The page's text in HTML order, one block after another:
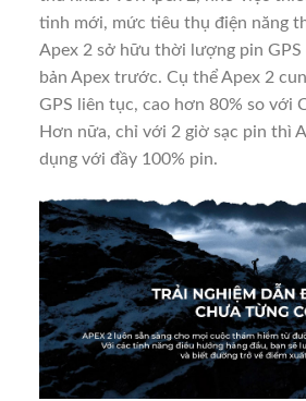
tinh mới, mức tiêu thụ điện năng
Apex 2 sở hữu thời lượng pin
bản Apex trước. Cụ thể Apex 2
GPS liên tục, cao hơn 80% so với
Hơn nữa, chỉ với 2 giờ sạc pin thì
dụng với đầy 100% pin.